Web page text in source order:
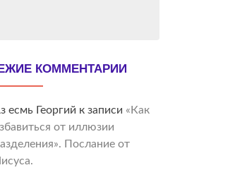
КОММЕНТАРИИ
есмь Георгий к записи «Как
от иллюзии
Послание от